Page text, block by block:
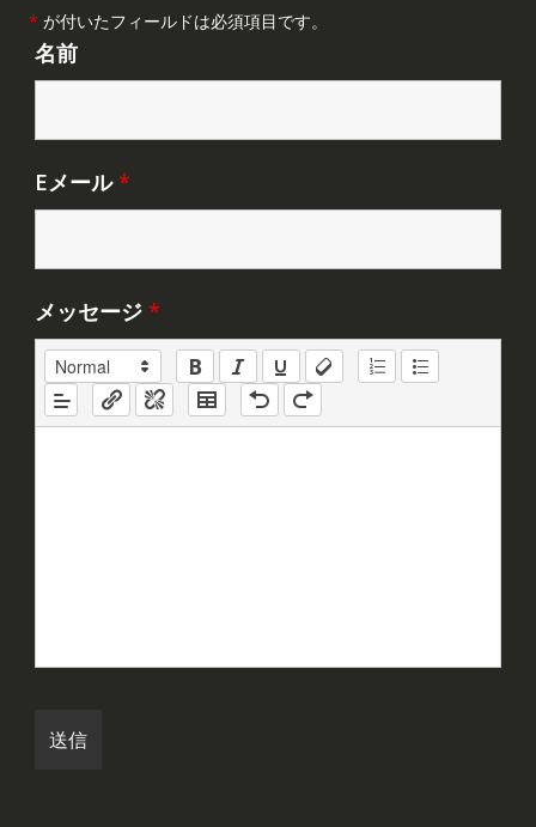
* が付いたフィールドは必須項目です。
名前
Eメール*
メッセージ *